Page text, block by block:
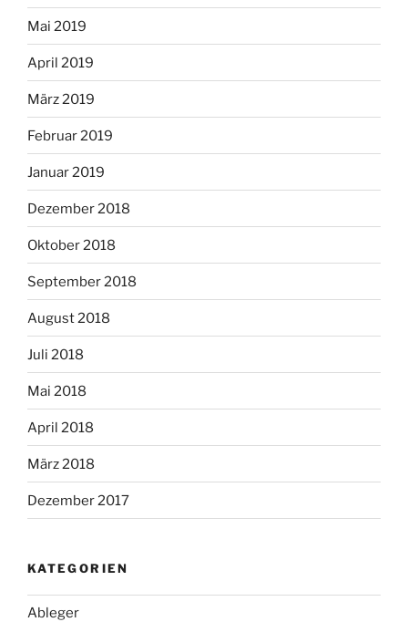
Mai 2019
April 2019
März 2019
Februar 2019
Januar 2019
Dezember 2018
Oktober 2018
September 2018
August 2018
Juli 2018
Mai 2018
April 2018
März 2018
Dezember 2017
KATEGORIEN
Ableger